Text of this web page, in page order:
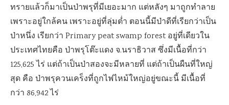
ทรายแล้วก็มาเป็นป่าพรุที่มีเยอะมาก แต่หลังๆ มาถูกทำลาย
เพราะอยู่ใกล้คน เพราะอยู่ที่ลุ่มต่ำ ตอนนี้มีป่าดีที่เรียกว่าเป็น
ป่าหนึ่ง เรียกว่า Primary peat swamp forest อยู่ที่เดียวใน
ประเทศไทยคือ ป่าพรุโต๊ะแดง จ.นราธิวาส ซึ่งมีเนื้อที่กว่า
125,625 ไร่ แต่ถ้าเป็นป่าสองจะมีหลายที่ แต่ถ้าเป็นผืนที่ใหญ่
สุด คือ ป่าพรุควนเคร็งที่ถูกไฟไหม้ใหญ่อยู่ขณะนี้ มีเนื้อที่
กว่า 86,942 ไร่